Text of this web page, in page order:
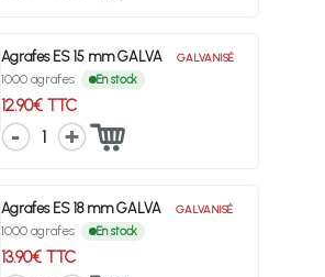
Agrafes ES 15 mm GALVA GALVANISÉ
1000 agrafes En stock
12.90€ TTC
1
Agrafes ES 18 mm GALVA GALVANISÉ
1000 agrafes En stock
13.90€ TTC